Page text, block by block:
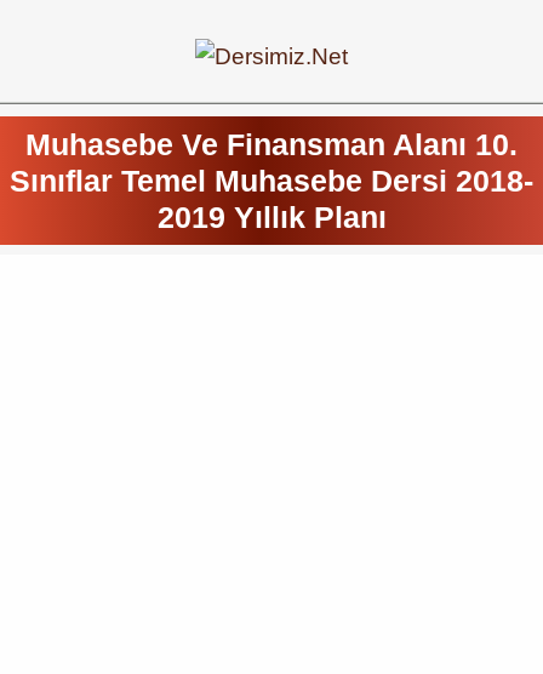
Muhasebe Ve Finansman Alanı 10.
Sınıflar Temel Muhasebe Dersi 2018-
2019 Yıllık Planı